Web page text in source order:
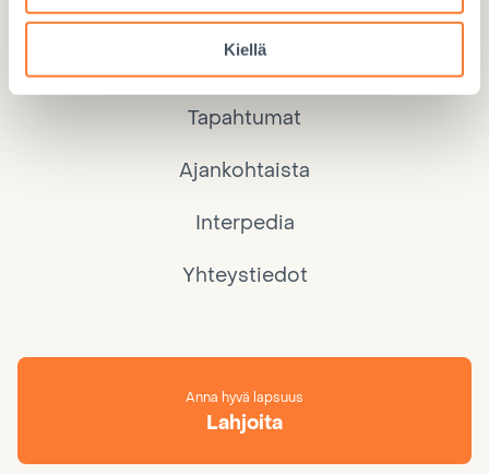
Kiellä
Eettiset lahjat
Tapahtumat
Ajankohtaista
Interpedia
Yhteystiedot
Anna hyvä lapsuus
Lahjoita